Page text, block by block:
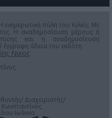
πύλη του Κιλκίς. Με
Η αναδημοσίευση μέρους ή
και η αναδημοσίευση
έγγραφη άδεια του εκδότη.
Νικος
Διαχειριστής/
Ιωάννα